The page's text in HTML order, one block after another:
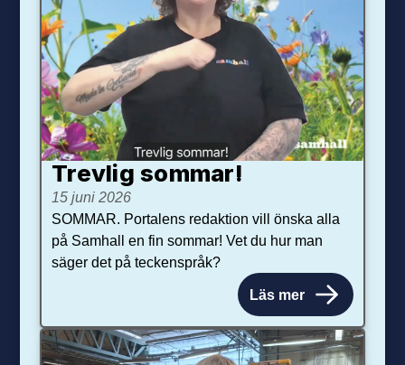
Trevlig sommar!
15 juni 2026
SOMMAR. Portalens redaktion vill önska alla
på Samhall en fin sommar! Vet du hur man
säger det på teckenspråk?
Läs mer